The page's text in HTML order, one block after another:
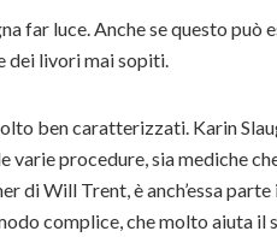
far luce. Anche se questo può
dei livori mai sopiti.
ben caratterizzati. Karin
varie procedure, sia mediche
di Will Trent, è anch’essa
complice, che molto aiuta il